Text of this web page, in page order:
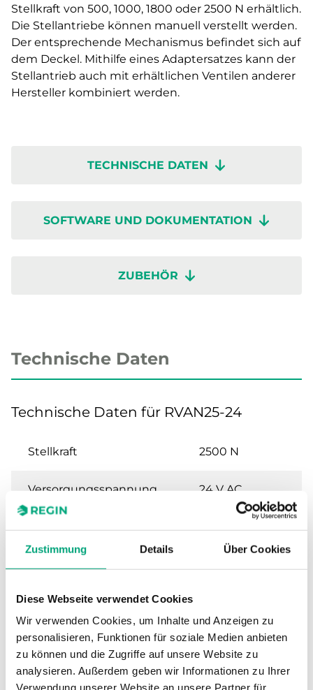
Zustimmung Details Über Cookies
Diese Webseite verwendet Cookies
Wir verwenden Cookies, um Inhalte und Anzeigen zu
personalisieren, Funktionen für soziale Medien anbieten
zu können und die Zugriffe auf unsere Website zu
analysieren. Außerdem geben wir Informationen zu Ihrer
Verwendung unserer Website an unsere Partner für
Stellkraft von 500, 1000, 1800 oder 2500 N erhältlich.
Die Stellantriebe können manuell verstellt werden.
Der entsprechende Mechanismus befindet sich auf
dem Deckel. Mithilfe eines Adaptersatzes kann der
Stellantrieb auch mit erhältlichen Ventilen anderer
Hersteller kombiniert werden.
TECHNISCHE DATEN
SOFTWARE UND DOKUMENTATION
ZUBEHÖR
Technische Daten
Technische Daten für RVAN25-24
Stellkraft 2500 N
Versorgungsspannung 24 V AC
Hublänge
Geschwindigkeit 3 s/mm